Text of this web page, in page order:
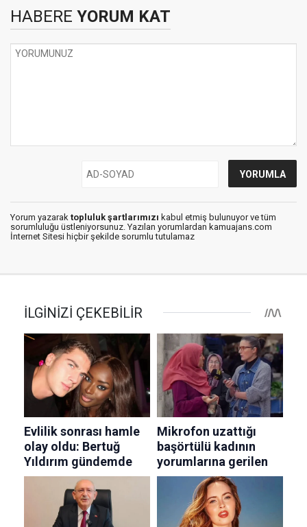
HABERE YORUM KAT
Yorum yazarak topluluk şartlarımızı kabul etmiş bulunuyor ve tüm
sorumluluğu üstleniyorsunuz. Yazılan yorumlardan kamuajans.com
İnternet Sitesi hiçbir şekilde sorumlu tutulamaz